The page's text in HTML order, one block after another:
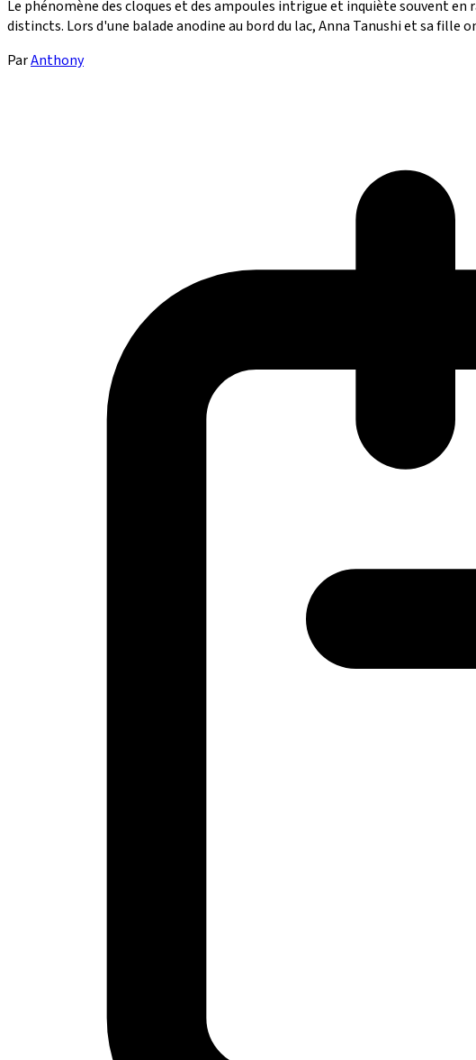
Le phénomène des cloques et des ampoules intrigue et inquiète souvent
distincts. Lors d'une balade anodine au bord du lac, Anna Tanushi et sa fille
ParAnthony